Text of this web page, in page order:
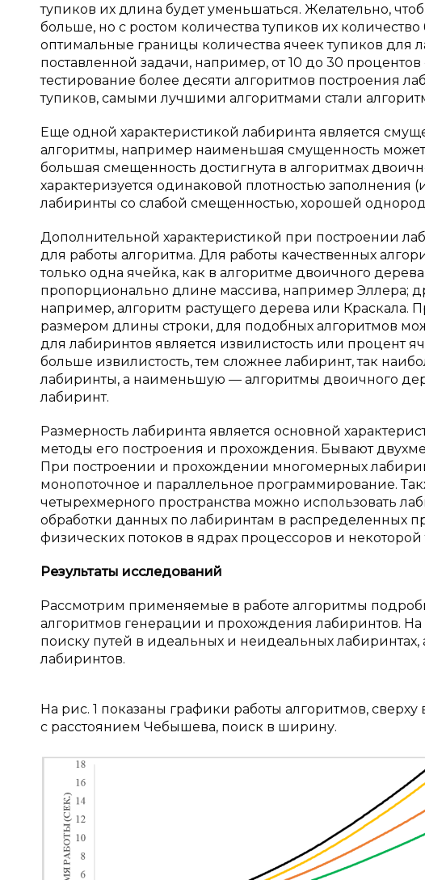
тупиков их длина будет уменьшаться. Желательно,
больше, но с ростом количества тупиков их
оптимальные границы количества ячеек тупиков для
поставленной задачи, например, от 10 до 30
тестирование более десяти алгоритмов построения
тупиков, самыми лучшими алгоритмами стали
Еще одной характеристикой лабиринта является
алгоритмы, например наименьшая смущенность
большая смещенность достигнута в алгоритмах
характеризуется одинаковой плотностью
лабиринты со слабой смещенностью, хорошей
Дополнительной характеристикой при построении
для работы алгоритма. Для работы качественных
только одна ячейка, как в алгоритме двоичного
пропорционально длине массива, например Эллера;
например, алгоритм растущего дерева или Краскала.
размером длины строки, для подобных алгоритмов
для лабиринтов является извилистость или процент
больше извилистость, тем сложнее лабиринт, так
лабиринты, а наименьшую — алгоритмы двоичного
лабиринт.
Размерность лабиринта является основной
методы его построения и прохождения. Бывают
При построении и прохождении многомерных
монопоточное и параллельное программирование.
четырехмерного пространства можно использовать
обработки данных по лабиринтам в распределенных
физических потоков в ядрах процессоров и
Результаты исследований
Рассмотрим применяемые в работе алгоритмы
алгоритмов генерации и прохождения лабиринтов. На
поиску путей в идеальных и неидеальных
лабиринтов.
На рис. 1 показаны графики работы алгоритмов,
с расстоянием Чебышева, поиск в ширину.